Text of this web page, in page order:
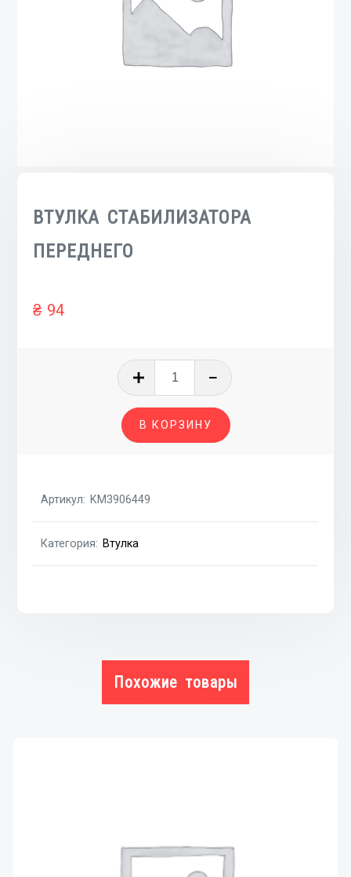
ВТУЛКА СТАБИЛИЗАТОРА
ПЕРЕДНЕГО
₴ 94
Количество
ВТУЛКА
СТАБИЛИЗАТОРА
ПЕРЕДНЕГО
В КОРЗИНУ
Артикул: KM3906449
Категория: Втулка
Похожие товары